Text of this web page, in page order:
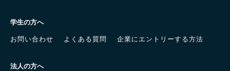
学生の方へ
お問い合わせ
よくある質問 企業にエントリーする方法
法人の方へ